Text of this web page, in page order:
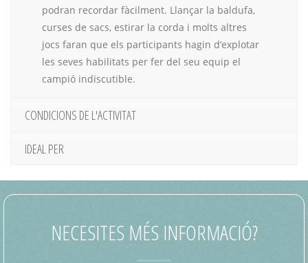
podran recordar fàcilment. Llançar la baldufa,
curses de sacs, estirar la corda i molts altres
jocs faran que els participants hagin d’explotar
les seves habilitats per fer del seu equip el
campió indiscutible.
CONDICIONS DE L'ACTIVITAT
IDEAL PER
NECESITES MÉS INFORMACIÓ?